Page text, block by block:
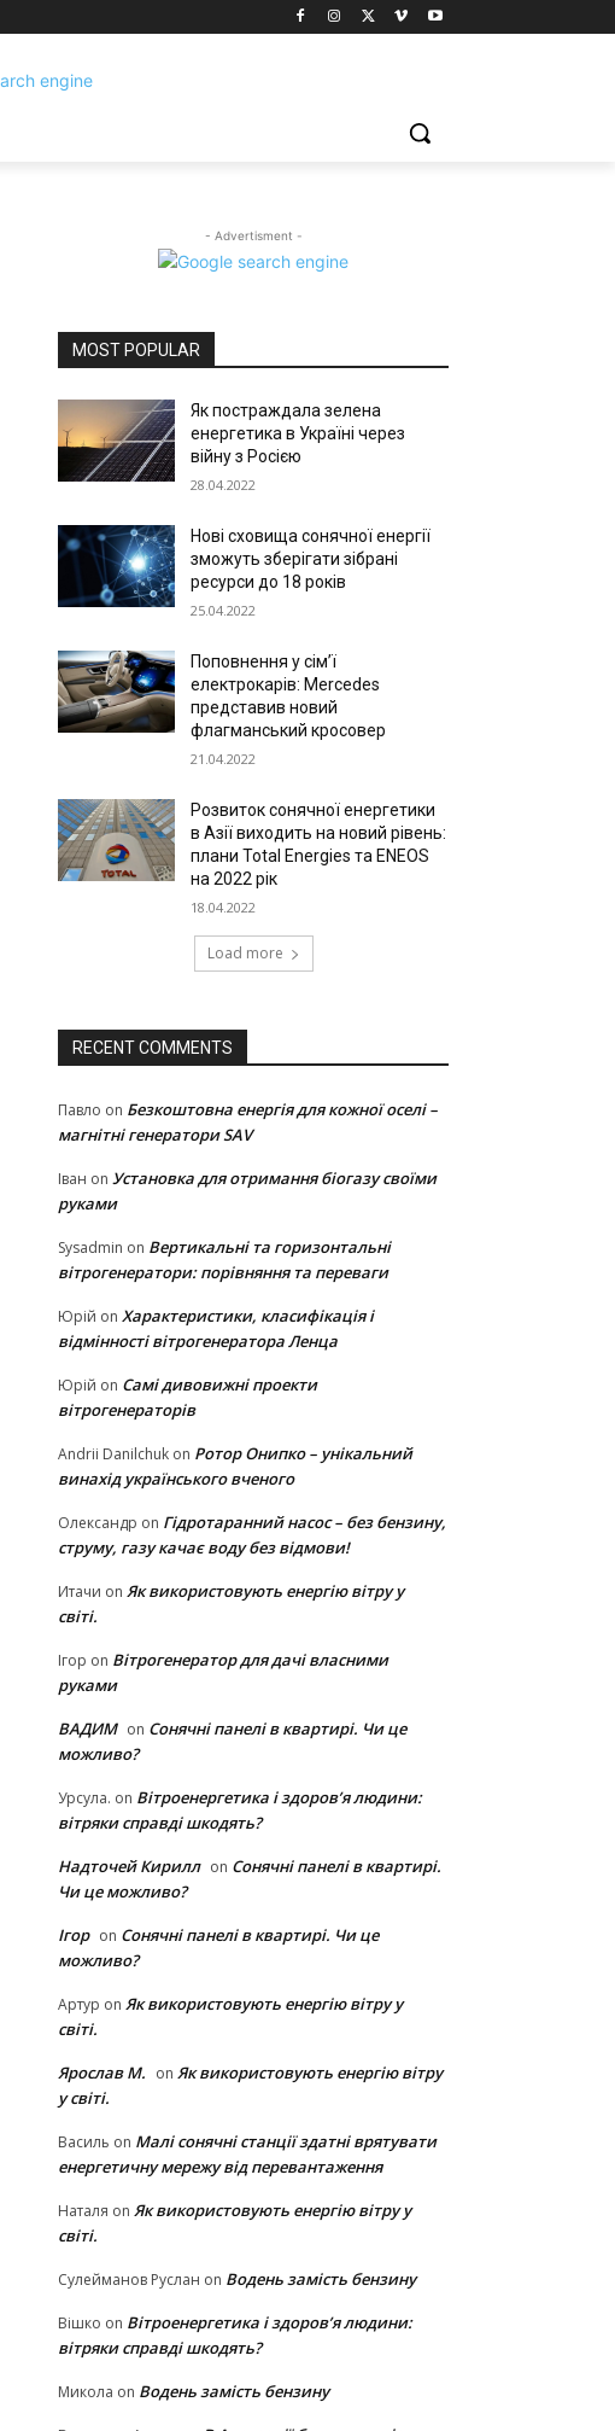
- Advertisment -
MOST POPULAR
Як постраждала зелена
енергетика в Україні через
війну з Росією
28.04.2022
Нові сховища сонячної енергії
зможуть зберігати зібрані
ресурси до 18 років
25.04.2022
Поповнення у сім’ї
електрокарів: Mercedes
представив новий
флагманський кросовер
21.04.2022
Розвиток сонячної енергетики
в Азії виходить на новий рівень:
плани Total Energies та ENEOS
на 2022 рік
18.04.2022
Load more
RECENT COMMENTS
Павло on Безкоштовна енергія для кожної оселі –
магнітні генератори SAV
Іван on Установка для отримання біогазу своїми
руками
Sysadmin on Вертикальні та горизонтальні
вітрогенератори: порівняння та переваги
Юрій on Характеристики, класифікація і
відмінності вітрогенератора Ленца
Юрій on Самі дивовижні проекти
вітрогенераторів
Andrii Danilchuk on Ротор Онипко – унікальний
винахід українського вченого
Олександр on Гідротаранний насос – без бензину,
струму, газу качає воду без відмови!
Итачи on Як використовують енергію вітру у
світі.
Ігор on Вітрогенератор для дачі власними
руками
ВАДИМ on Сонячні панелі в квартирі. Чи це
можливо?
Урсула. on Вітроенергетика і здоров’я людини:
вітряки cправді шкодять?
Надточей Кирилл on Сонячні панелі в квартирі.
Чи це можливо?
Ігор on Сонячні панелі в квартирі. Чи це
можливо?
Артур on Як використовують енергію вітру у
світі.
Ярослав М. on Як використовують енергію вітру
у світі.
Василь on Малі сонячні станції здатні врятувати
енергетичну мережу від перевантаження
Наталя on Як використовують енергію вітру у
світі.
Сулейманов Руслан on Водень замість бензину
Вішко on Вітроенергетика і здоров’я людини:
вітряки cправді шкодять?
Микола on Водень замість бензину